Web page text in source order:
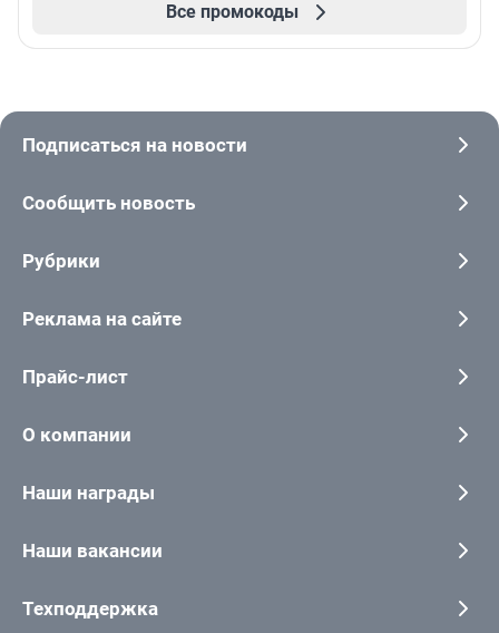
Все промокоды
Подписаться на новости
Сообщить новость
Рубрики
Реклама на сайте
Прайс-лист
О компании
Наши награды
Наши вакансии
Техподдержка